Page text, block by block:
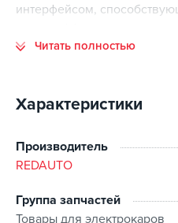
интерфейсом,
упростит вашу
электроснабжения как
Особенности
Гибкий кабель премиум-
холодную погоду
Отличная
Читать полностью
Характеристики
Производитель
REDAUTO
Группа запчастей
Товары для электрокаров